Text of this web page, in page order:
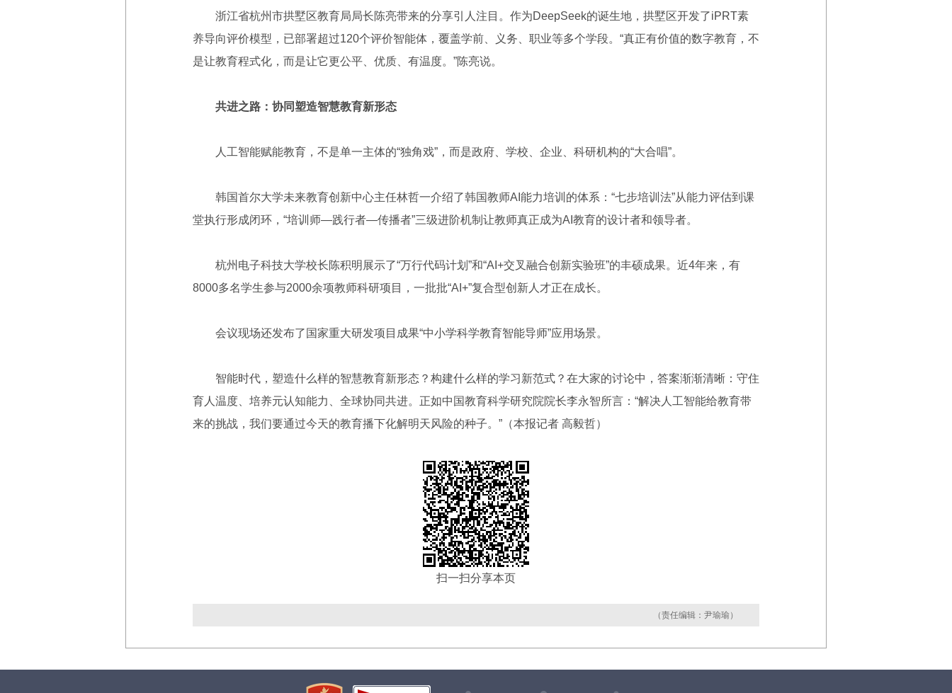
浙江省杭州市拱墅区教育局局长陈亮带来的分享引人注目。作为DeepSeek的诞生地，拱墅区开发了iPRT素
养导向评价模型，已部署超过120个评价智能体，覆盖学前、义务、职业等多个学段。“真正有价值的数字教育，不
是让教育程式化，而是让它更公平、优质、有温度。”陈亮说。
共进之路：协同塑造智慧教育新形态
人工智能赋能教育，不是单一主体的“独角戏”，而是政府、学校、企业、科研机构的“大合唱”。
韩国首尔大学未来教育创新中心主任林哲一介绍了韩国教师AI能力培训的体系：“七步培训法”从能力评估到课
堂执行形成闭环，“培训师—践行者—传播者”三级进阶机制让教师真正成为AI教育的设计者和领导者。
杭州电子科技大学校长陈积明展示了“万行代码计划”和“AI+交叉融合创新实验班”的丰硕成果。近4年来，有
8000多名学生参与2000余项教师科研项目，一批批“AI+”复合型创新人才正在成长。
会议现场还发布了国家重大研发项目成果“中小学科学教育智能导师”应用场景。
智能时代，塑造什么样的智慧教育新形态？构建什么样的学习新范式？在大家的讨论中，答案渐渐清晰：守住
育人温度、培养元认知能力、全球协同共进。正如中国教育科学研究院院长李永智所言：“解决人工智能给教育带
来的挑战，我们要通过今天的教育播下化解明天风险的种子。”（本报记者 高毅哲）
扫一扫分享本页
（责任编辑：尹瑜瑜）